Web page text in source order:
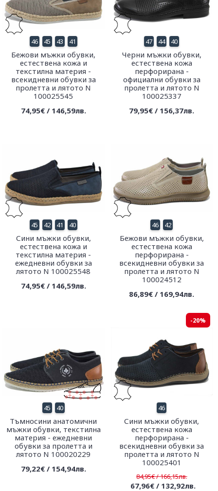
46 45 43 41
Бежови мъжки обувки,
естествена кожа и
текстилна материя -
всекидневни обувки за
пролетта и лятото N
100025545
74,95€ / 146,59лв.
47 44 40
Черни мъжки обувки,
естествена кожа
перфорирана -
официални обувки за
пролетта и лятото N
100025337
79,95€ / 156,37лв.
45 42 41 40
Сини мъжки обувки,
естествена кожа и
текстилна материя -
ежедневни обувки за
лятото N 100025548
74,95€ / 146,59лв.
46 42
Бежови мъжки обувки,
естествена кожа
перфорирана -
всекидневни обувки за
пролетта и лятото N
100024512
86,89€ / 169,94лв.
45 40
Тъмносини анатомични
мъжки обувки, текстилна
материя - ежедневни
обувки за пролетта и
лятото N 100020229
79,22€ / 154,94лв.
-20%
46
Сини мъжки обувки,
естествена кожа
перфорирана -
всекидневни обувки за
пролетта и лятото N
100025401
84,95€ / 166,15лв.
67,96€ / 132,92лв.